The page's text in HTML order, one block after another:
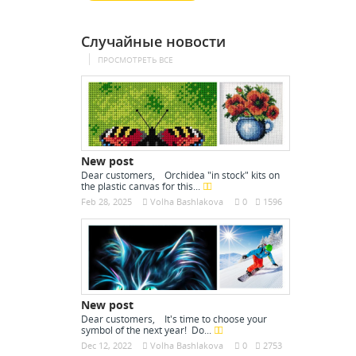
застежкой-молнией с
предварительно...
Случайные новости
ПРОСМОТРЕТЬ ВСЕ
New post
Dear customers, Orchidea "in stock" kits on
the plastic canvas for this...
Feb 28, 2025 Volha Bashlakova 1596
0
New post
Dear customers, It's time to choose your
symbol of the next year! Do...
Dec 12, 2022 Volha Bashlakova 2753
0